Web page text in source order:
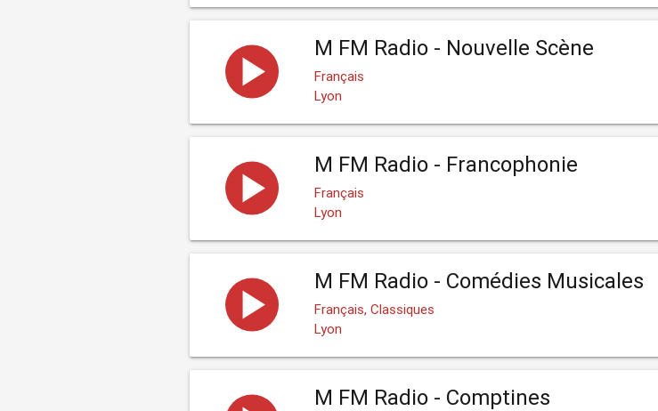
M FM Radio - Nouvelle Scène
Français
Lyon
M FM Radio - Francophonie
Français
Lyon
M FM Radio - Comédies Musicales
Français, Classiques
Lyon
M FM Radio - Comptines